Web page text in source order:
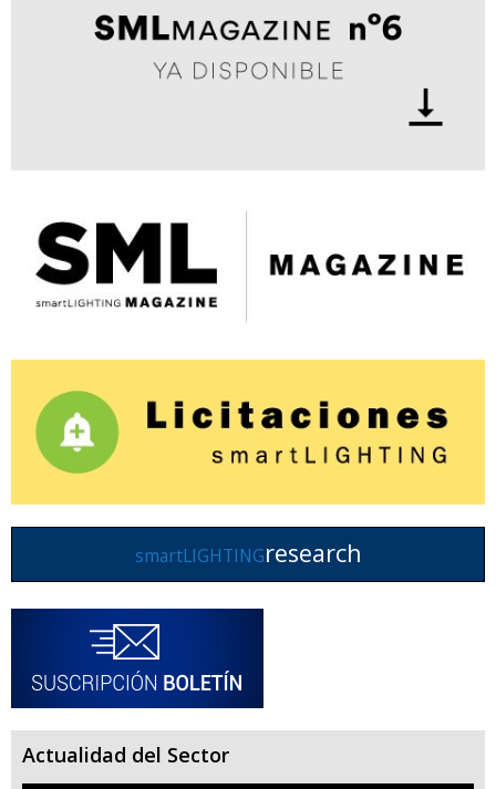
smartLIGHTINGresearch
Actualidad del Sector